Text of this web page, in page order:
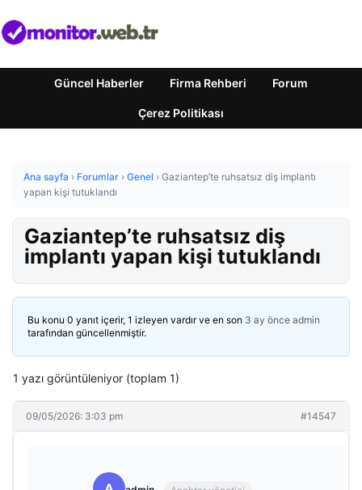
Güncel Haberler Firma Rehberi Forum
Çerez Politikası
Ana sayfa › Forumlar › Genel › Gaziantep’te ruhsatsız diş implantı
yapan kişi tutuklandı
Gaziantep’te ruhsatsız diş
implantı yapan kişi tutuklandı
Bu konu 0 yanıt içerir, 1 izleyen vardır ve en son 3 ay önce admin
tarafından güncellenmiştir.
1 yazı görüntüleniyor (toplam 1)
09/05/2026: 3:03 pm #14547